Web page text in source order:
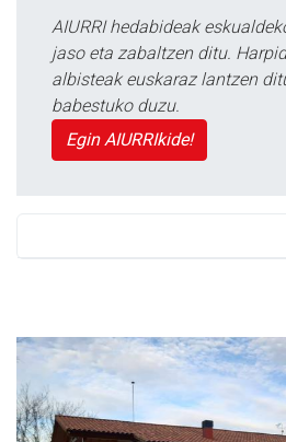
AIURRI hedabideak
jaso eta zabaltzen ditu.
albisteak euskaraz lantzen
babestuko duzu.
Egin AIURRIkide!